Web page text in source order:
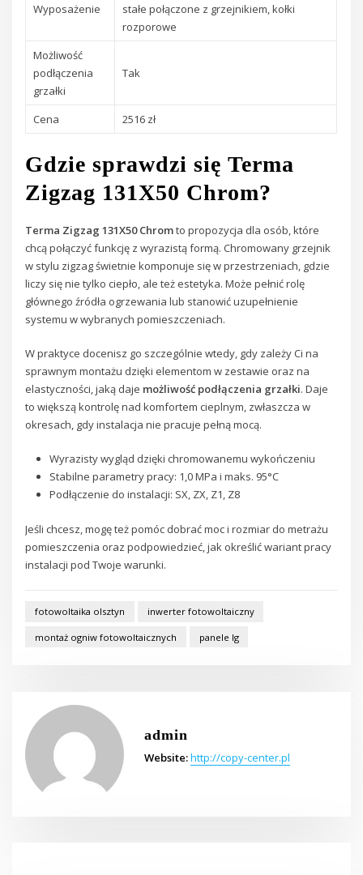
Wyposażenie
stałe połączone z grzejnikiem, kołki
rozporowe
Możliwość
podłączenia
grzałki
Tak
Cena 2516 zł
Gdzie sprawdzi się Terma
Zigzag 131X50 Chrom?
Terma Zigzag 131X50 Chromto propozycja dla osób, które
chcą połączyć funkcję z wyrazistą formą. Chromowany grzejnik
w stylu zigzag świetnie komponuje się w przestrzeniach, gdzie
liczy się nie tylko ciepło, ale też estetyka. Może pełnić rolę
głównego źródła ogrzewania lub stanowić uzupełnienie
systemu w wybranych pomieszczeniach.
W praktyce docenisz go szczególnie wtedy, gdy zależy Ci na
sprawnym montażu dzięki elementom w zestawie oraz na
elastyczności, jaką daje możliwość podłączenia grzałki. Daje
to większą kontrolę nad komfortem cieplnym, zwłaszcza w
okresach, gdy instalacja nie pracuje pełną mocą.
Wyrazisty wygląd dzięki chromowanemu wykończeniu
Stabilne parametry pracy: 1,0 MPa i maks. 95°C
Podłączenie do instalacji: SX, ZX, Z1, Z8
Jeśli chcesz, mogę też pomóc dobrać moc i rozmiar do metrażu
pomieszczenia oraz podpowiedzieć, jak określić wariant pracy
instalacji pod Twoje warunki.
fotowoltaika olsztyn inwerter fotowoltaiczny
montaż ogniw fotowoltaicznych panele lg
admin
Website:http://copy-center.pl